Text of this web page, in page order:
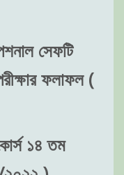
সেফটি
ফলাফল (
১৪ তম